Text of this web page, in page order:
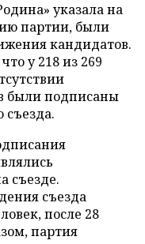
указала на
партии, были
кандидатов.
у 218 из 269
были подписаны
съезда.
съезде.
съезда
после 28
партия